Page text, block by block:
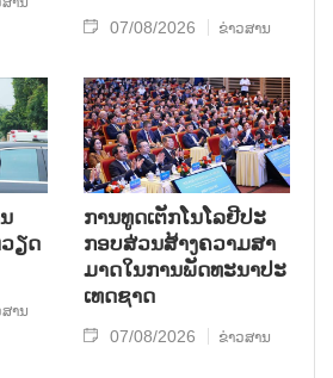
07/08/2026 ຂ່າວສານ
ຽດ​
ານ
ການ​ທູດ​ເຕັກ​ໂນ​ໂລ​ຢີ​ປະ​
ກອບ​ສ່ວນ​ສ້າງ​ຄວາມ​ສາ​
ມາດ​ໃນ​ການ​ພັດ​ທະ​ນາ​ປະ​
ເທດ​ຊາດ
07/08/2026 ຂ່າວສານ